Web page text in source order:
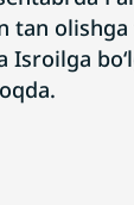
tan
Isroilga